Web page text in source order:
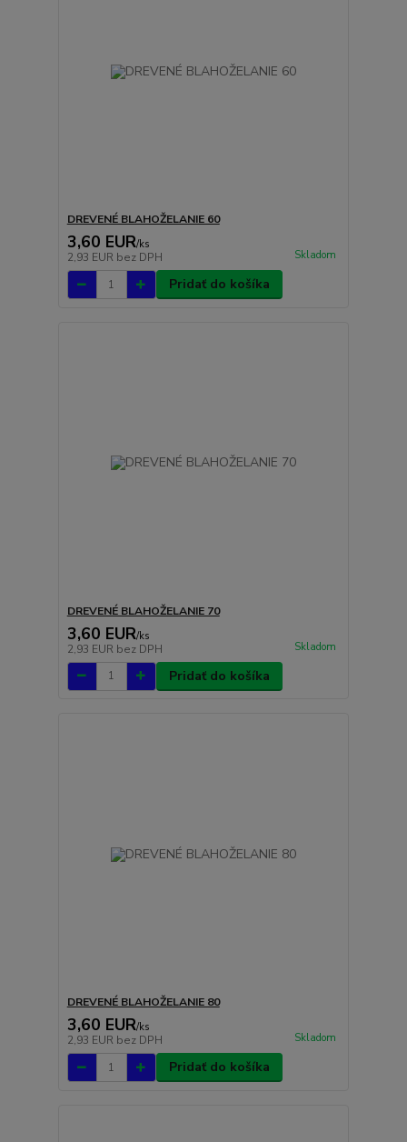
DREVENÉ BLAHOŽELANIE 60
3,60 EUR/ks
2,93 EUR bez DPH Skladom
Pridať do košíka
DREVENÉ BLAHOŽELANIE 70
3,60 EUR/ks
2,93 EUR bez DPH Skladom
Pridať do košíka
DREVENÉ BLAHOŽELANIE 80
3,60 EUR/ks
2,93 EUR bez DPH Skladom
Pridať do košíka